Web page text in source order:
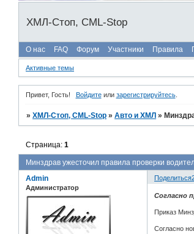
ХМЛ-Стоп, CML-Stop
О нас FAQ Форум Участники Правила
Активные темы
Привет, Гость! Войдитеили зарегистрируйтесь.
»ХМЛ-Стоп, CML-Stop »Авто и ХМЛ »
Минздрав ужесточил правила проверки
Страница:1
Поделиться
Admin
Администратор
Согласно
Приказ
Согласно